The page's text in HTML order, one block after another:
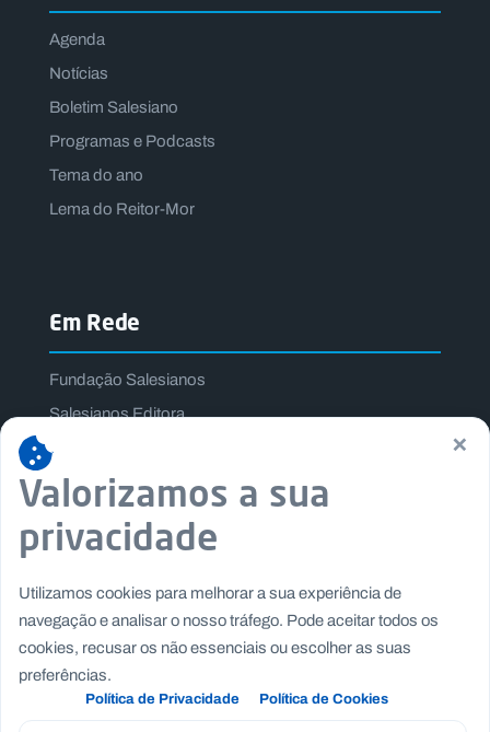
Agenda
Notícias
Boletim Salesiano
Programas e Podcasts
Tema do ano
Lema do Reitor-Mor
Em Rede
Fundação Salesianos
Salesianos Editora
Família Salesiana
Missão Dom Bosco
×
Valorizamos a sua
privacidade
Utilizamos cookies para melhorar a sua experiência de
navegação e analisar o nosso tráfego. Pode aceitar todos os
cookies, recusar os não essenciais ou escolher as suas
preferências.
Política de Privacidade Política de Cookies